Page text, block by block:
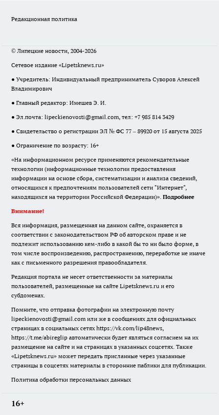
Редакционная политика
© Липецкие новости, 2004-2026
Сетевое издание «Lipetsknews.ru»
● Учредитель: Индивидуальный предприниматель Суворов Алексей
Владимирович
● Главный редактор: Имешев Э. И.
● Эл.почта: lipeckienovosti@gmail.com, тел: +7 985 814 3429
● Свидетельство о регистрации ЭЛ № ФС 77 – 89920 от 15 августа 2025
● Ограничение по возрасту: 16+
«На информационном ресурсе применяются рекомендательные
технологии (информационные технологии предоставления
информации на основе сбора, систематизации и анализа сведений,
относящихся к предпочтениям пользователей сети "Интернет",
находящихся на территории Российской Федерации)». Подробнее
Внимание!
Вся информация, размещенная на данном сайте, охраняется в
соответствии с законодательством РФ об авторском праве и не
подлежит использованию кем-либо в какой бы то ни было форме, в
том числе воспроизведению, распространению, переработке не иначе
как с письменного разрешения правообладателя.
Редакция портала не несет ответственности за материалы
пользователей, размещенные на сайте Lipetsknews.ru и его
субдоменах.
Помните, что отправка фотографии на электронную почту
lipeckienovosti@gmail.com или же в сообщениях для официальных
страницах в социальных сетях https://vk.com/lip48news,
https://t.me/abireglip автоматически будет являться согласием на их
размещение на сайте и на страницах в указанных соцсетях. Также
«Lipetsknews.ru» может передать присланные через указанные
страницы в соцсетях материалы в сторонние паблики для публикации.
Политика обработки персональных данных
16+